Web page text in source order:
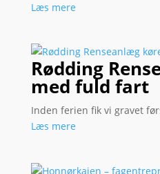
Læs mere
Rødding
med fuld fart
Inden ferien fik vi gravet
Læs mere